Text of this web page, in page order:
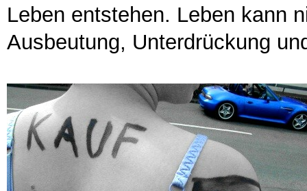
Leben entstehen. Leben kann
Ausbeutung, Unterdrückung